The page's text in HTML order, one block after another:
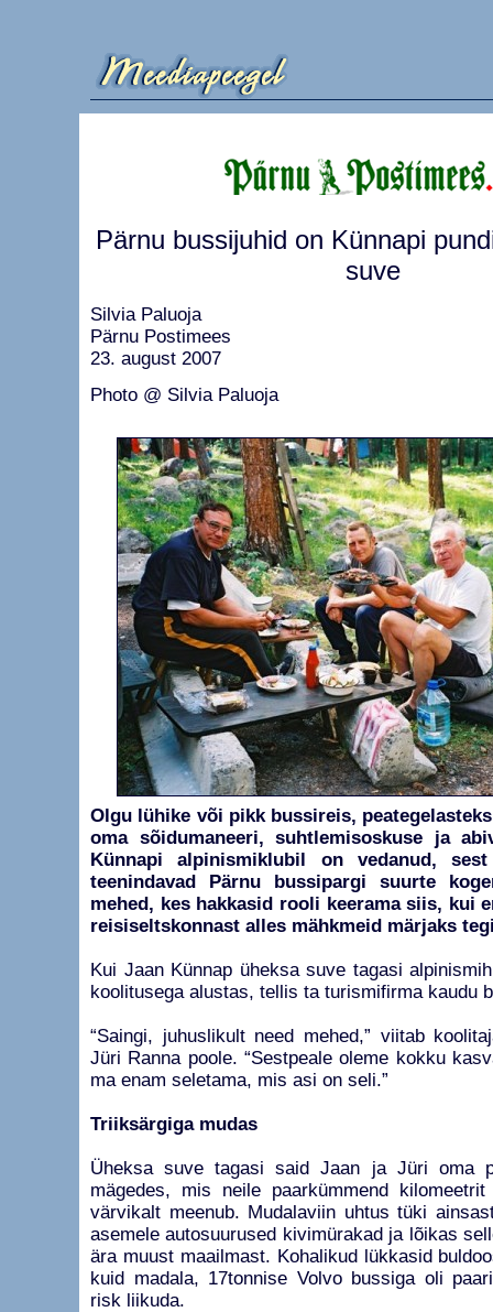
Pärnu bussijuhid on Künnapi
suve
Silvia Paluoja
Pärnu Postimees
23. august 2007
Photo @ Silvia Paluoja
Olgu lühike või pikk bussireis,
oma sõidumaneeri, suhtlemisoskuse ja
Künnapi alpinismiklubil on vedanud,
teenindavad Pärnu bussipargi suurte
mehed, kes hakkasid rooli keerama siis, kui
reisiseltskonnast alles mähkmeid märjaks
Kui Jaan Künnap üheksa suve tagasi
koolitusega alustas, tellis ta turismifirma kaudu
“Saingi, juhuslikult need mehed,” viitab
Jüri Ranna poole. “Sestpeale oleme kokku
ma enam seletama, mis asi on seli.”
Triiksärgiga mudas
Üheksa suve tagasi said Jaan ja Jüri oma
mägedes, mis neile paarkümmend
värvikalt meenub. Mudalaviin uhtus tüki
asemele autosuurused kivimürakad ja lõikas
ära muust maailmast. Kohalikud lükkasid
kuid madala, 17tonnise Volvo bussiga oli
risk liikuda.